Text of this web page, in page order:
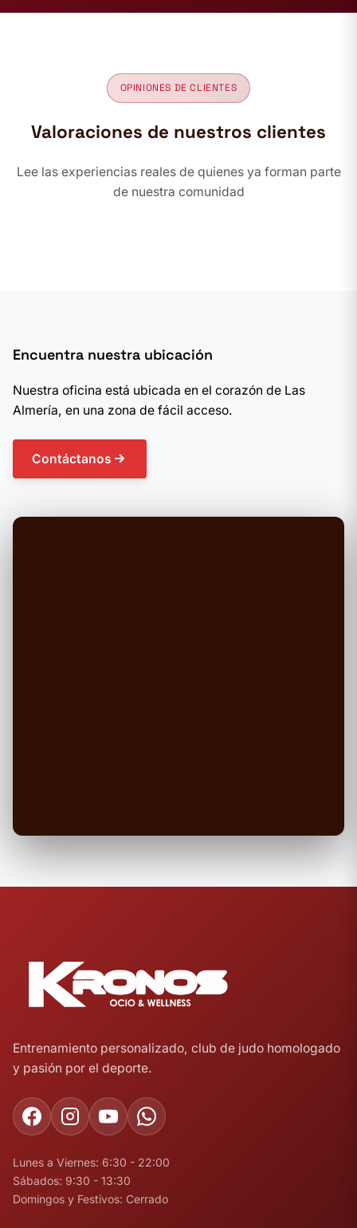
OPINIONES DE CLIENTES
Valoraciones de nuestros clientes
Lee las experiencias reales de quienes ya forman parte
de nuestra comunidad
Encuentra nuestra ubicación
Nuestra oficina está ubicada en el corazón de Las
Almería, en una zona de fácil acceso.
Contáctanos
Entrenamiento personalizado, club de judo homologado
y pasión por el deporte.
Lunes a Viernes: 6:30 - 22:00
Sábados: 9:30 - 13:30
Domingos y Festivos: Cerrado